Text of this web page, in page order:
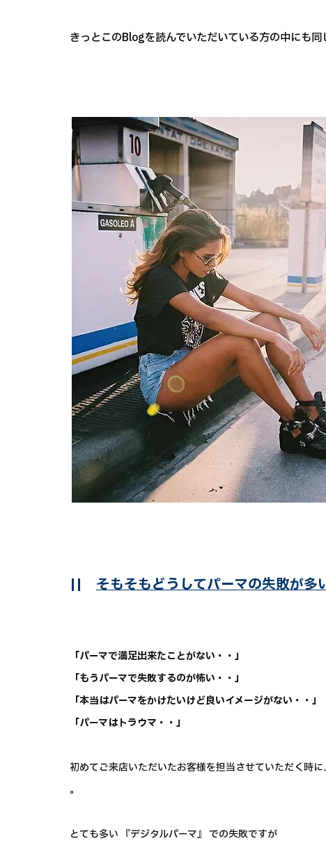
きっとこのBlogを読んでいただいている方の中にも同
|| そもそもどうしてパーマの失敗が多
「パーマで満足出来たことがない・・」
「もうパーマで失敗するのが怖い・・」
「本当はパーマをかけたいけど良いイメージがない・・」
「パーマはトラウマ・・」
初めてご来店いただいたお客様を担当させていただく時
。
とても多い 『デジタルパーマ』 での失敗ですが